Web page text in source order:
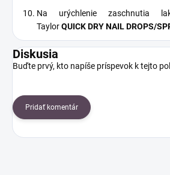
Na urýchlenie zaschnutia
TaylorQUICK DRY NAIL DROPS/
Diskusia
Buďte prvý, kto napíše príspevok k tejto
Pridať komentár